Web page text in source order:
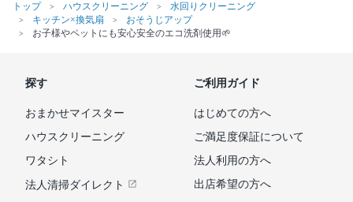
トップ ハウスクリーニング
水回りクリーニング
キッチン×換気扇
おそうじアップ
お子様やペットにも安心安全のエコ洗剤使用🌱
探す
おまかせマイスター
ハウスクリーニング
ワタシト
法人清掃ダイレクト
ご利用ガイド
はじめての方へ
ご満足度保証について
法人利用の方へ
出店希望の方へ